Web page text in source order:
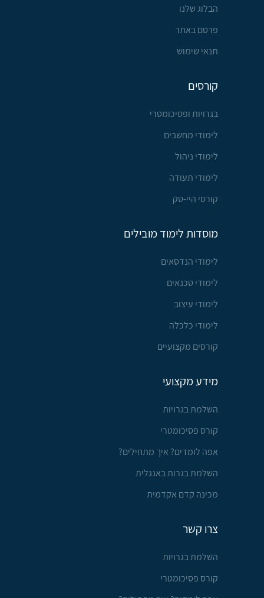
הבלוג שלנו
פרסם באתר
תנאי שימוש
קורסים
בגרויות ופסיכומטרי
לימודי מחשבים
לימודי ניהול
לימודי תעודה
קורסי היי-טק
מוסדות לימוד מובילים
לימודי הנדסאים
לימודי טכנאים
לימודי עיצוב
לימודי כלכלה
קורסים מקצועיים
מידע מקצועי
השלמת בגרויות
קורס פסיכומטרי
אפה לומדים? איך מתחילים?
השלמת בגרות באנגלית
מכינה קדם אקדמית
צרו קשר
השלמת בגרויות
קורס פסיכומטרי